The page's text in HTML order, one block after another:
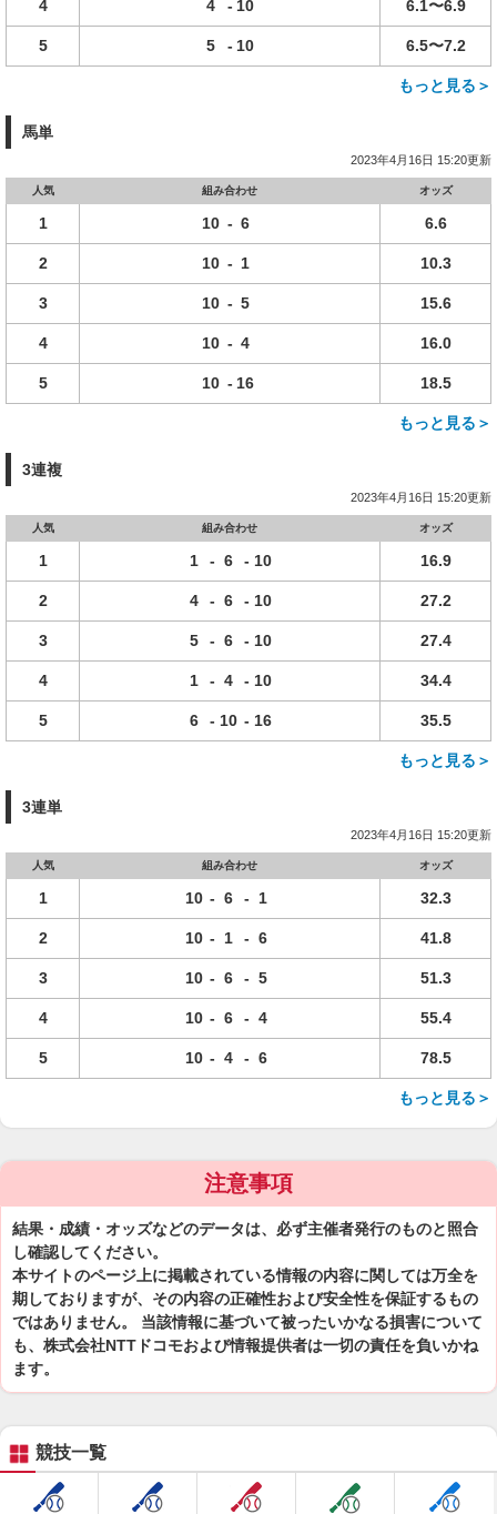
4 4 - 10 6.1〜6.9
5 5 - 10 6.5〜7.2
もっと見る＞
馬単
2023年4月16日 15:20更新
人気 組み合わせ オッズ
1 10 - 6 6.6
2 10 - 1 10.3
3 10 - 5 15.6
4 10 - 4 16.0
5 10 - 16 18.5
もっと見る＞
3連複
2023年4月16日 15:20更新
人気 組み合わせ オッズ
1 1 - 6 - 10 16.9
2 4 - 6 - 10 27.2
3 5 - 6 - 10 27.4
4 1 - 4 - 10 34.4
5 6 - 10 - 16 35.5
もっと見る＞
3連単
2023年4月16日 15:20更新
人気 組み合わせ オッズ
1 10 - 6 - 1 32.3
2 10 - 1 - 6 41.8
3 10 - 6 - 5 51.3
4 10 - 6 - 4 55.4
5 10 - 4 - 6 78.5
もっと見る＞
注意事項
結果・成績・オッズなどのデータは、必ず主催者発行のものと照合
し確認してください。
本サイトのページ上に掲載されている情報の内容に関しては万全を
期しておりますが、その内容の正確性および安全性を保証するもの
ではありません。 当該情報に基づいて被ったいかなる損害について
も、株式会社NTTドコモおよび情報提供者は一切の責任を負いかね
ます。
競技一覧